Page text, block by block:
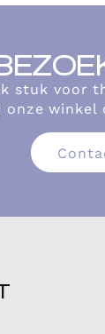
stuk voor
onze